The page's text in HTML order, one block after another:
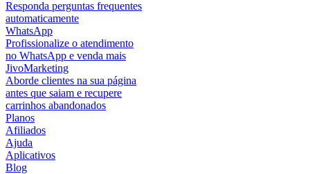
Responda perguntas frequentes
automaticamente
WhatsApp
Profissionalize o atendimento
no WhatsApp e venda mais
JivoMarketing
Aborde clientes na sua página
antes que saiam e recupere
carrinhos abandonados
Planos
Afiliados
Ajuda
Aplicativos
Blog